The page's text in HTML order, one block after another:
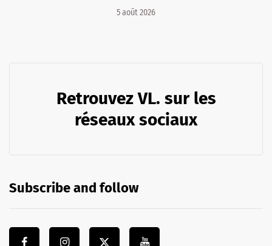
5 août 2026
Retrouvez VL. sur les
réseaux sociaux
Subscribe and follow